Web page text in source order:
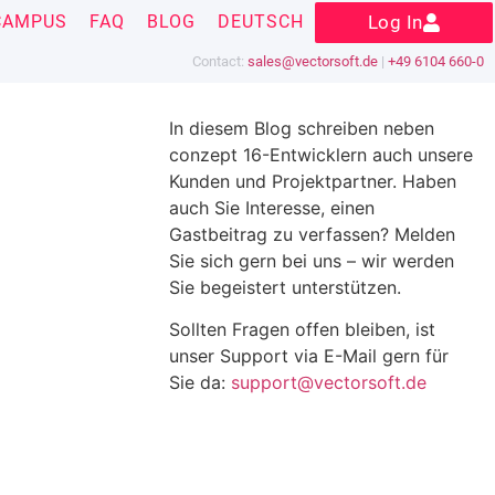
Contact: sales@vectorsoft.de | +49 6104 660-0
FAQ BLOG DEUTSCH Log In
In diesem Blog schreiben neben
conzept 16-Entwicklern auch unsere
Kunden und Projektpartner. Haben
auch Sie Interesse, einen
Gastbeitrag zu verfassen? Melden
Sie sich gern bei uns – wir werden
Sie begeistert unterstützen.
Sollten Fragen offen bleiben, ist
unser Support via E-Mail gern für
Sie da: support@vectorsoft.de